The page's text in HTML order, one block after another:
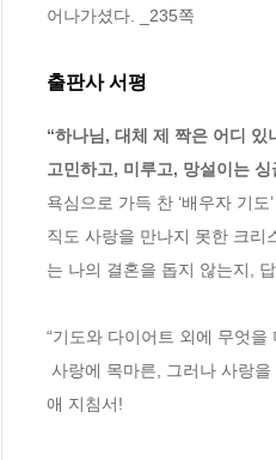
어나가셨다. _235쪽
출판사 서평
“하나님, 대체 제 짝은 어디 있
고민하고, 미루고, 망설이는
욕심으로 가득 찬 ‘배우자 기
직도 사랑을 만나지 못한 크리
는 나의 결혼을 돕지 않는지,
“기도와 다이어트 외에 무엇을
애 지침서!